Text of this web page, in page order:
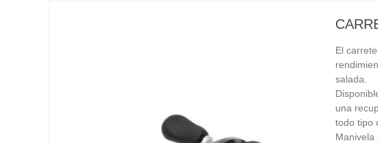
El
salada.
una
todo tipo
Manivela